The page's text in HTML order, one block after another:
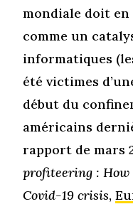
mondiale doit en
comme un
informatiques
été victimes
début du
américains
rapport de
profiteering :
Covid-19 crisis,